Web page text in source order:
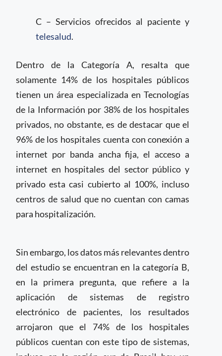
C – Servicios ofrecidos al paciente y
telesalud.
Dentro de la Categoría A, resalta que
solamente 14% de los hospitales públicos
tienen un área especializada en Tecnologías
de la Información por 38% de los hospitales
privados, no obstante, es de destacar que el
96% de los hospitales cuenta con conexión a
internet por banda ancha fija, el acceso a
internet en hospitales del sector público y
privado esta casi cubierto al 100%, incluso
centros de salud que no cuentan con camas
para hospitalización.
Sin embargo, los datos más relevantes dentro
del estudio se encuentran en la categoría B,
en la primera pregunta, que refiere a la
aplicación de sistemas de registro
electrónico de pacientes, los resultados
arrojaron que el 74% de los hospitales
públicos cuentan con este tipo de sistemas,